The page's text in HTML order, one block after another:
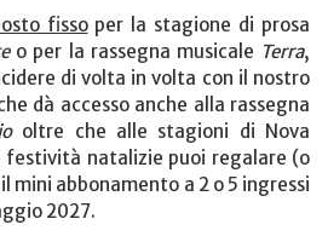
fissoper la stagione di prosa
o per la rassegna musicale Terra,
di volta in volta con il nostro
dà accesso anche alla rassegna
oltre che alle stagioni di Nova
festività natalizie puoi regalare (o
mini abbonamento a 2 o 5 ingressi
2027.